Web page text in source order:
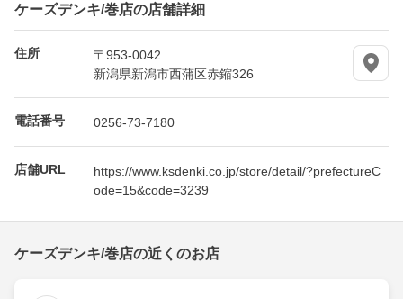
ケーズデンキ/巻店の店舗詳細
住所
〒953-0042
新潟県新潟市西蒲区赤鏥326
電話番号 0256-73-7180
店舗URL
https://www.ksdenki.co.jp/store/detail/?prefectureC
ode=15&code=3239
ケーズデンキ/巻店の近くのお店